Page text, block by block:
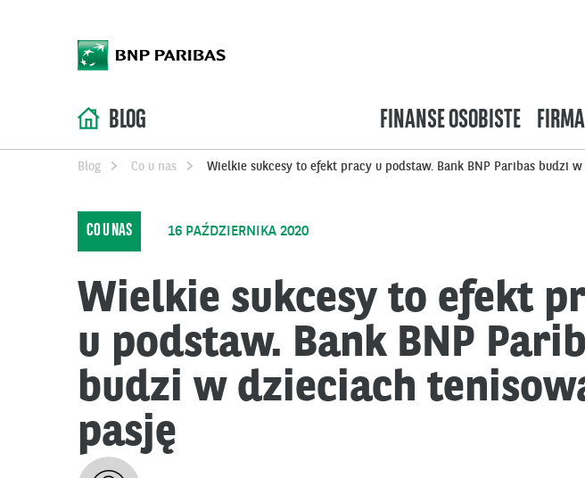
BLOG FINANSE OSOBISTE FIRMA
Blog Co u nas Wielkie sukcesy to efekt pracy u podstaw. Bank BNP Paribas budzi
CO U NAS 16 PAŹDZIERNIKA 2020
Wielkie sukcesy to efekt
u podstaw. Bank BNP
budzi w dzieciach
pasję